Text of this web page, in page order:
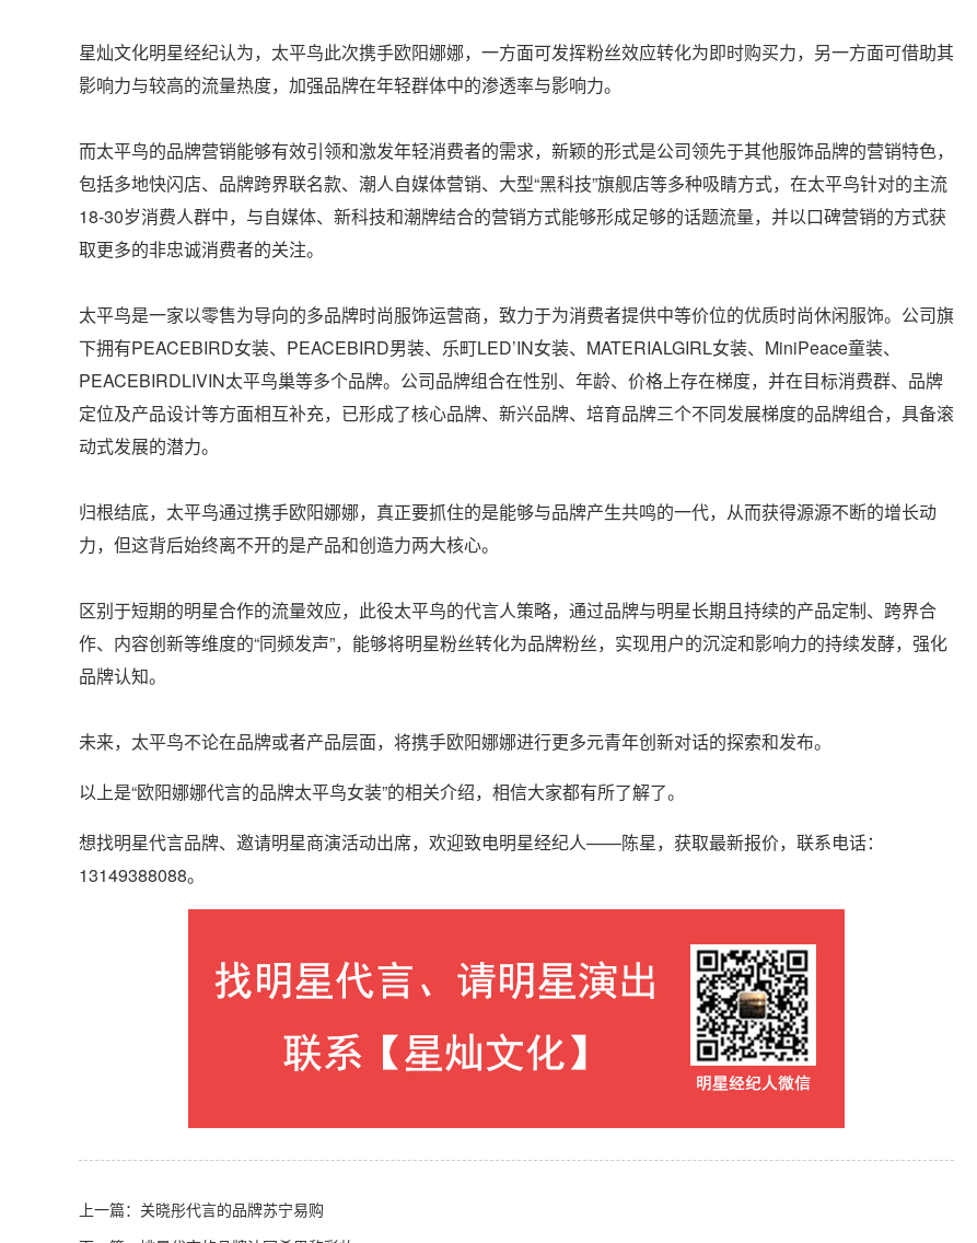
星灿文化明星经纪认为，太平鸟此次携手欧阳娜娜，一方面可发挥粉丝效应转化为即时购买力，另一方面可借助其
影响力与较高的流量热度，加强品牌在年轻群体中的渗透率与影响力。
而太平鸟的品牌营销能够有效引领和激发年轻消费者的需求，新颖的形式是公司领先于其他服饰品牌的营销特色，
包括多地快闪店、品牌跨界联名款、潮人自媒体营销、大型“黑科技”旗舰店等多种吸睛方式，在太平鸟针对的主流
18-30岁消费人群中，与自媒体、新科技和潮牌结合的营销方式能够形成足够的话题流量，并以口碑营销的方式获
取更多的非忠诚消费者的关注。
太平鸟是一家以零售为导向的多品牌时尚服饰运营商，致力于为消费者提供中等价位的优质时尚休闲服饰。公司旗
下拥有PEACEBIRD女装、PEACEBIRD男装、乐町LED’IN女装、MATERIALGIRL女装、MiniPeace童装、
PEACEBIRDLIVIN太平鸟巢等多个品牌。公司品牌组合在性别、年龄、价格上存在梯度，并在目标消费群、品牌
定位及产品设计等方面相互补充，已形成了核心品牌、新兴品牌、培育品牌三个不同发展梯度的品牌组合，具备滚
动式发展的潜力。
归根结底，太平鸟通过携手欧阳娜娜，真正要抓住的是能够与品牌产生共鸣的一代，从而获得源源不断的增长动
力，但这背后始终离不开的是产品和创造力两大核心。
区别于短期的明星合作的流量效应，此役太平鸟的代言人策略，通过品牌与明星长期且持续的产品定制、跨界合
作、内容创新等维度的“同频发声”，能够将明星粉丝转化为品牌粉丝，实现用户的沉淀和影响力的持续发酵，强化
品牌认知。
未来，太平鸟不论在品牌或者产品层面，将携手欧阳娜娜进行更多元青年创新对话的探索和发布。
以上是“欧阳娜娜代言的品牌太平鸟女装”的相关介绍，相信大家都有所了解了。
想找明星代言品牌、邀请明星商演活动出席，欢迎致电明星经纪人——陈星，获取最新报价，联系电话：
13149388088。
上一篇： 关晓彤代言的品牌苏宁易购